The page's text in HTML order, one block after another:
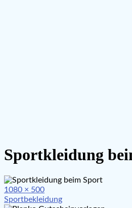
Sportkleidung
Full
size
1080 × 500
Beitragsnavigation
Sportbekleidung